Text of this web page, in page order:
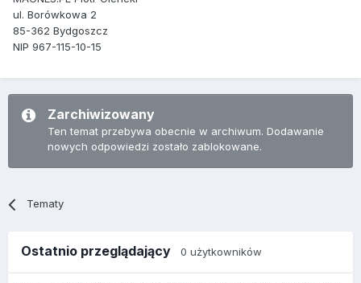
ul. Borówkowa 2
85-362 Bydgoszcz
NIP 967-115-10-15
Zarchiwizowany
Ten temat przebywa obecnie w archiwum. Dodawanie
nowych odpowiedzi zostało zablokowane.
Tematy
Ostatnio przeglądający 0 użytkowników